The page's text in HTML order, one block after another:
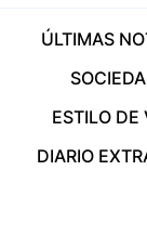
ÚLTIMAS
ESTILO DE
DIARIO